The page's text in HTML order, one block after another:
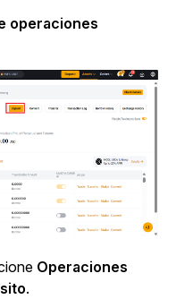
operaciones
Operaciones
.